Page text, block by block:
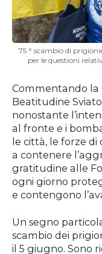
75 ° scambio di
per le questioni
Commentando la
Beatitudine
nonostante
al fronte e i
le città, le forze
a contenere
gratitudine alle
ogni giorno
e contengono
Un segno
scambio dei
il 5 giugno. Sono